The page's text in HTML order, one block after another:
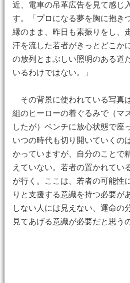
近、電車の吊革広告を見て感じ
す。「プロになる夢を胸に抱き
縁のまま、昨日も素振りをし、
汗を流した若者がきっとどこか
の放列とまぶしい照明のある道
いるわけではない。」
その背景に使われている写真
組のヒーローの着ぐるみで（マ
したが）ベンチに放心状態で座
いつの時代も切り開いていくの
かっていますが、自分のことで
えていない。若者の置かれてい
が行く。ここは、若者の可能性
りと支援する意識を持つ必要が
しない人には見えない、運命の
見てあげる意識が必要だと思う